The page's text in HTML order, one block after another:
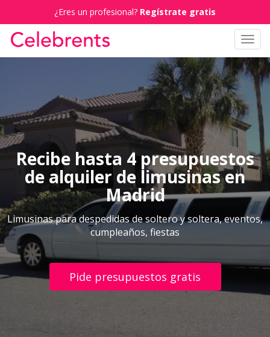
¿Eres un profesional? Regístrate gratis
Recibe hasta 4 presupuestos
de alquiler de limusinas en
Madrid
Limusinas para despedidas de soltero y soltera, eventos,
cumpleaños, fiestas
Pide presupuestos gratis